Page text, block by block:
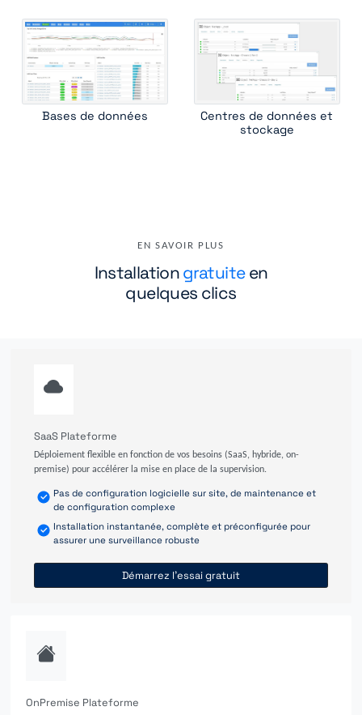
Bases de données
Centres de données et
stockage
EN SAVOIR PLUS
Installationgratuiteen
quelques clics
SaaS Plateforme
Déploiement flexible en fonction de vos besoins (SaaS, hybride, on-
premise) pour accélérer la mise en place de la supervision.
Pas de configuration logicielle sur site, de maintenance et
de configuration complexe
Installation instantanée, complète et préconfigurée pour
assurer une surveillance robuste
Démarrez l'essai gratuit
OnPremise Plateforme